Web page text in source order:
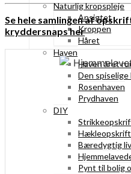
Naturlig kropspleje
Ansigtet
Kroppen
Håret
Haven
Haven året
Den
Rosenhaven
Prydhaven
DIY
Bæredygtig
Pynt til bolig
Se hele samlingen af
kryddersnaps her